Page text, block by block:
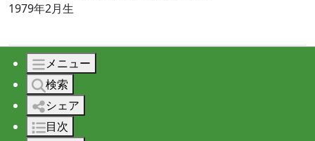
1979年2月生
© 2026 株式会社オルタ All rights reserved.
メニュー
検索
シェア
目次